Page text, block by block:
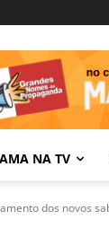
NA TV
dos novos